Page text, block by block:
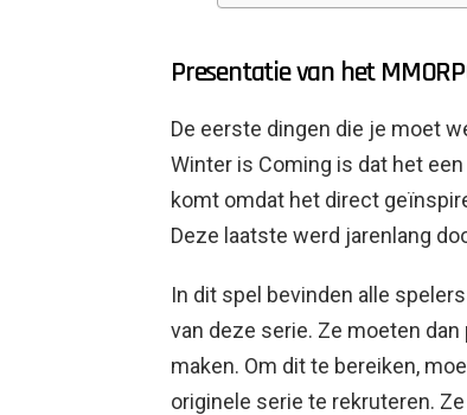
Presentatie van het
De eerste dingen die je moet
Winter is Coming is dat het
komt omdat het direct
Deze laatste werd jarenlang
In dit spel bevinden alle
van deze serie. Ze moeten
maken. Om dit te bereiken,
originele serie te rekruteren.